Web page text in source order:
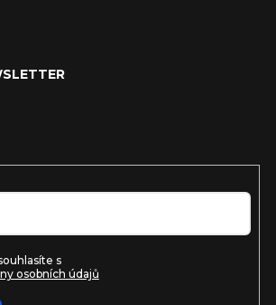
s
osobních údajů